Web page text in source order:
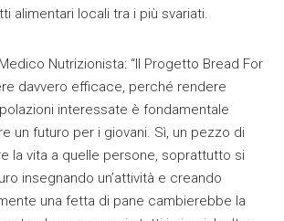
alimentari locali tra i più svariati.
Nutrizionista: “Il Progetto Bread For
davvero efficace, perché rendere
interessate è fondamentale
un futuro per i giovani. Sì, un pezzo di
la vita a quelle persone, soprattutto si
insegnando un’attività e creando
una fetta di pane cambierebbe la